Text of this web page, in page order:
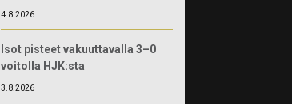
4.8.2026
Isot pisteet vakuuttavalla 3–0
voitolla HJK:sta
3.8.2026